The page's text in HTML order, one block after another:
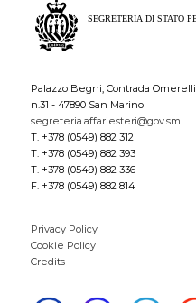
Palazzo Begni, Contrada Omerelli
n.31 - 47890 San Marino
segreteria.affariesteri@gov.sm
T. +378 (0549) 882 312
T. +378 (0549) 882 393
T. +378 (0549) 882 336
F. +378 (0549) 882 814
Privacy Policy
Cookie Policy
Credits